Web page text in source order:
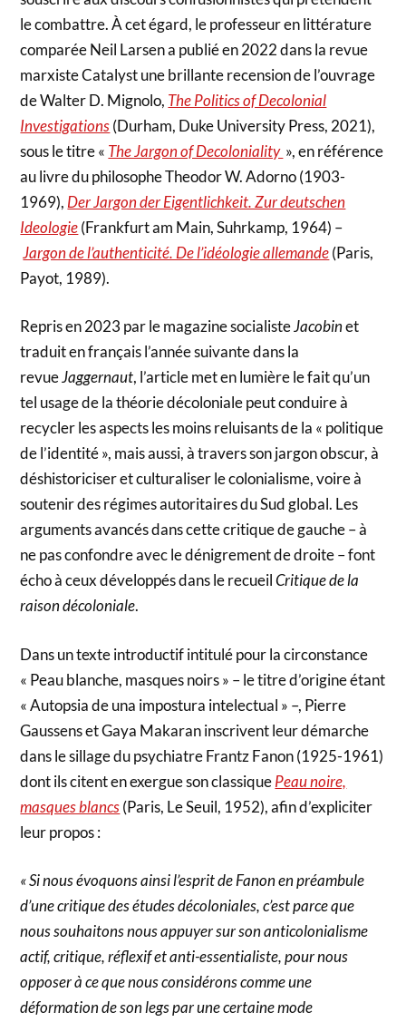
le combattre. À cet égard, le professeur en littérature
comparée Neil Larsen a publié en 2022 dans la revue
marxiste Catalyst une brillante recension de l’ouvrage
de Walter D. Mignolo, The Politics of Decolonial
Investigations(Durham, Duke University Press, 2021),
sous le titre « The Jargon of Decoloniality », en référence
au livre du philosophe Theodor W. Adorno (1903-
1969), Der Jargon der Eigentlichkeit. Zur deutschen
Ideologie(Frankfurt am Main, Suhrkamp, 1964) –
Jargon de l’authenticité. De l’idéologie allemande(Paris,
Payot, 1989).
Repris en 2023 par le magazine socialisteJacobinet
traduit en français l’année suivante dans la
revueJaggernaut, l’article met en lumière le fait qu’un
tel usage de la théorie décoloniale peut conduire à
recycler les aspects les moins reluisants de la « politique
de l’identité », mais aussi, à travers son jargon obscur, à
déshistoriciser et culturaliser le colonialisme, voire à
soutenir des régimes autoritaires du Sud global. Les
arguments avancés dans cette critique de gauche – à
ne pas confondre avec le dénigrement de droite – font
écho à ceux développés dans le recueilCritique de la
raison décoloniale.
Dans un texte introductif intitulé pour la circonstance
« Peau blanche, masques noirs » – le titre d’origine étant
« Autopsia de una impostura intelectual » –, Pierre
Gaussens et Gaya Makaran inscrivent leur démarche
dans le sillage du psychiatre Frantz Fanon (1925-1961)
dont ils citent en exergue son classiquePeau noire,
masques blancs(Paris, Le Seuil, 1952), afin d’expliciter
leur propos :
« Si nous évoquons ainsi l’esprit de Fanon en préambule
d’une critique des études décoloniales, c’est parce que
nous souhaitons nous appuyer sur son anticolonialisme
actif, critique, réflexif et anti-essentialiste, pour nous
opposer à ce que nous considérons comme une
déformation de son legs par une certaine mode